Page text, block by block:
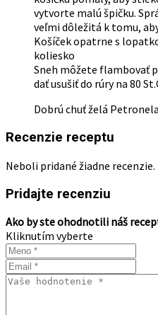
vytvorte malú špičku.
veľmi dôležitá k tomu,
Košíček opatrne s
koliesko
Sneh môžete flambovať
dať usušiť do rúry na 80
Dobrú chuť želá Petronela
Recenzie receptu
Neboli pridané žiadne recenzie.
Pridajte recenziu
Ako by ste ohodnotili náš
Kliknutím vyberte